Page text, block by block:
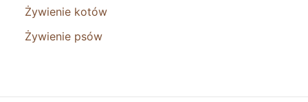
Żywienie kotów
Żywienie psów